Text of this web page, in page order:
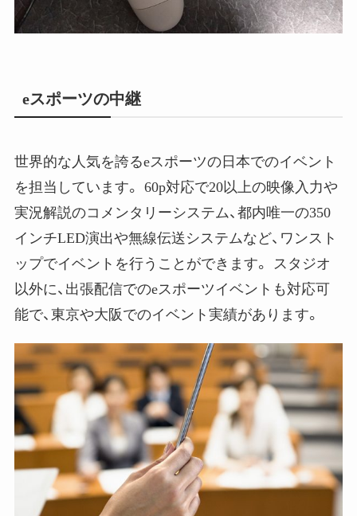
eスポーツの中継
世界的な人気を誇るeスポーツの日本でのイベント
を担当しています。 60p対応で20以上の映像入力や
実況解説のコメンタリーシステム、都内唯一の350
インチLED演出や無線伝送システムなど、ワンスト
ップでイベントを行うことができます。 スタジオ
以外に、出張配信でのeスポーツイベントも対応可
能で、東京や大阪でのイベント実績があります。